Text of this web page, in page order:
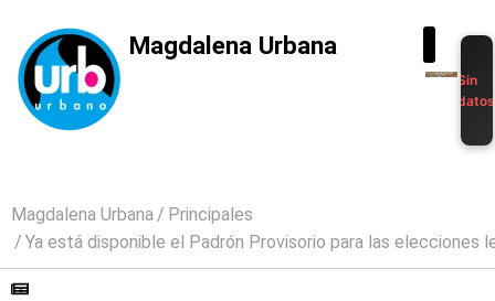
Magdalena Urbana
Sin
datos
Magdalena Urbana
Principales
Ya está disponible el Padrón Provisorio para las elecciones